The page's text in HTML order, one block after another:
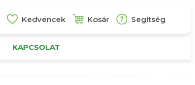
Kedvencek Kosár Segítség
KAPCSOLAT